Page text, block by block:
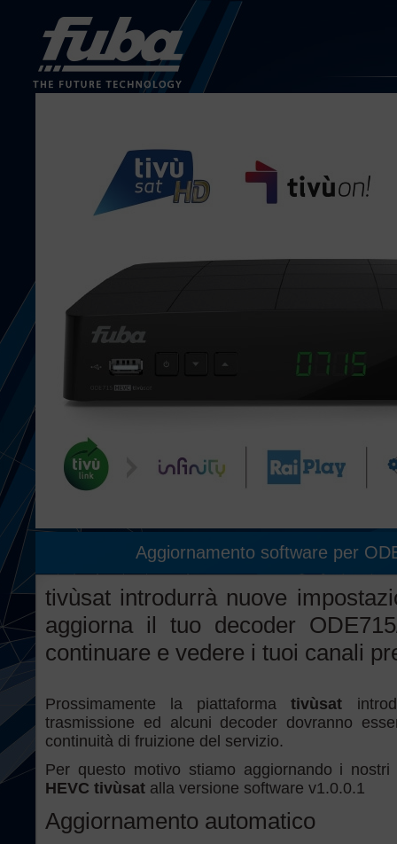
Aggiornamento software per
tivùsat introdurrà nuove
aggiorna il tuo decoder
continuare e vedere i tuoi canali
Prossimamente la piattaformativùsat
trasmissione ed alcuni decoder dovranno
continuità di fruizione del servizio.
Per questo motivo stiamo aggiornando i
HEVC tivùsat alla versione software v1.0.0.1
Aggiornamento automatico